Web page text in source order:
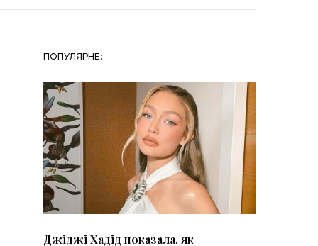
ПОПУЛЯРНЕ:
Джіджі Хадід показала, як